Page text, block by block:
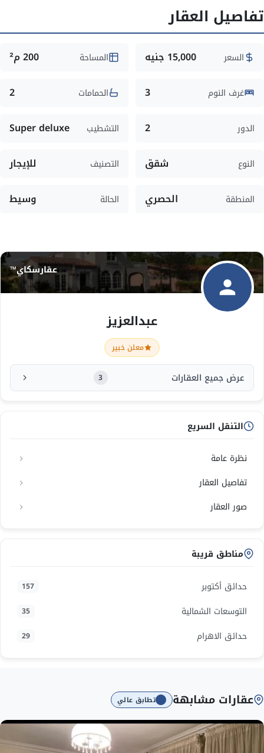
تفاصيل العقار
السعر 15,000 جنيه المساحة 200 م²
غرف النوم 3 الحمامات 2
الدور 2 التشطيب Super deluxe
النوع شقق التصنيف للإيجار
المنطقة الحصري الحالة وسيط
عقارسكاي™
عبدالعزيز
معلن خبير
عرض جميع العقارات 3
التنقل السريع
نظرة عامة
تفاصيل العقار
صور العقار
مناطق قريبة
حدائق أكتوبر 157
التوسعات الشمالية 35
حدائق الاهرام 29
عقارات مشابهة تطابق عالي